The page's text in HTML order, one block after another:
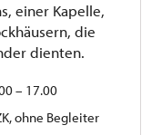
einer Kapelle,
die
dienten.
– 17.00
ohne Begleiter